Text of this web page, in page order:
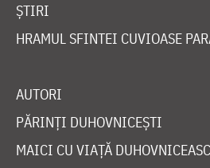
ȘTIRI
HRAMUL SFINTEI CUVIOASE
AUTORI
PĂRINȚI DUHOVNICEȘTI
MAICI CU VIAȚĂ